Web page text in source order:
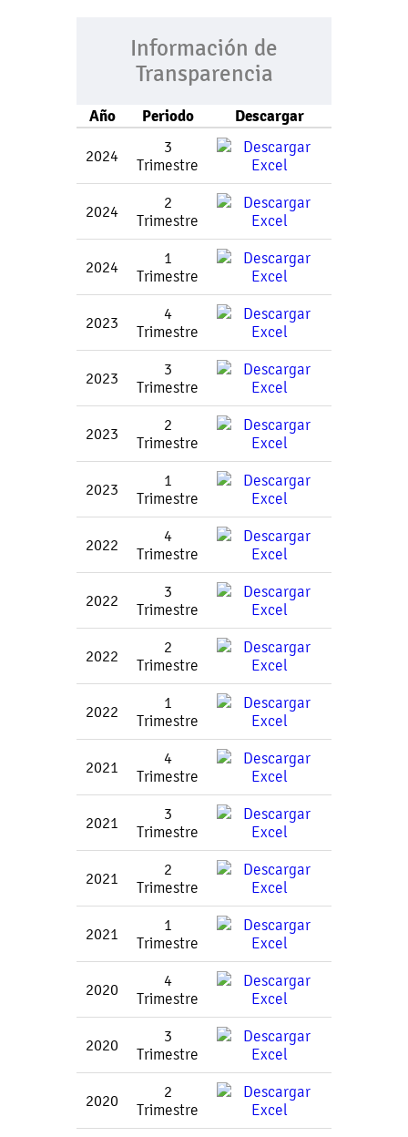
Información de
Transparencia
Año Periodo Descargar
2024
3
Trimestre
2024
2
Trimestre
2024
1
Trimestre
2023
4
Trimestre
2023
3
Trimestre
2023
2
Trimestre
2023
1
Trimestre
2022
4
Trimestre
2022
3
Trimestre
2022
2
Trimestre
2022
1
Trimestre
2021
4
Trimestre
2021
3
Trimestre
2021
2
Trimestre
2021
1
Trimestre
2020
4
Trimestre
2020
3
Trimestre
2020
2
Trimestre